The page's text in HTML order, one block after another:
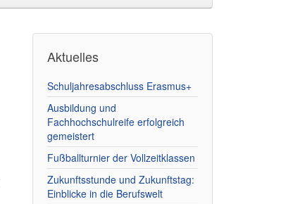
Aktuelles
Schuljahresabschluss Erasmus+
Ausbildung und
Fachhochschulreife erfolgreich
gemeistert
Fußballturnier der Vollzeitklassen
Zukunftsstunde und Zukunftstag:
Einblicke in die Berufswelt